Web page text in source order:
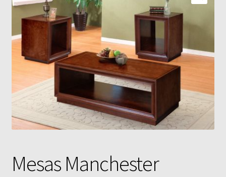
Nuestros proveedores
Mesas Manchester